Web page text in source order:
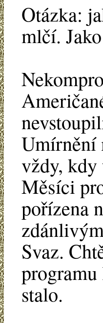
Otázka:
mlčí.
Umírnění
vždy, kdy
Měsíci
pořízena
Svaz.
stalo.